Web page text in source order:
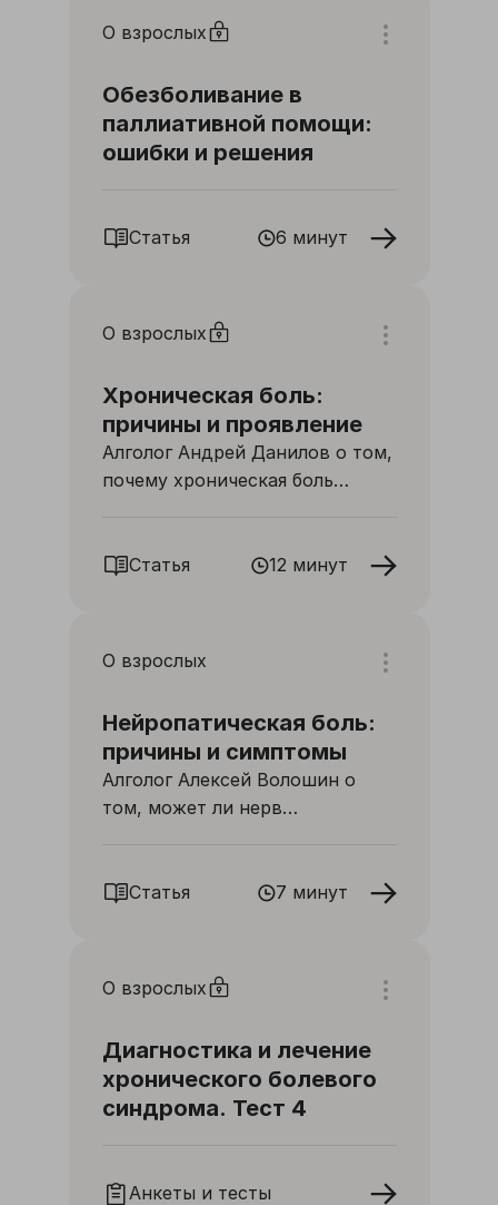
О взрослых
Обезболивание в
паллиативной помощи:
ошибки и решения
Статья 6 минут
О взрослых
Хроническая боль:
причины и проявление
Алголог Андрей Данилов о том,
почему хроническая боль
Статья 12 минут
О взрослых
Нейропатическая боль:
причины и симптомы
Алголог Алексей Волошин о
том, может ли нерв
Статья
7 минут
О взрослых
Диагностика и лечение
хронического болевого
синдрома. Тест 4
Анкеты и тесты